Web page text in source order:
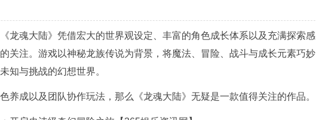
龙魂大陆》凭借宏大的世界观设定、丰富的角色成长体系以及充满探索感
关注。游戏以神秘龙族传说为背景，将魔法、冒险、战斗与成长元素巧妙
知与挑战的幻想世界。
养成以及团队协作玩法，那么《龙魂大陆》无疑是一款值得关注的作品。